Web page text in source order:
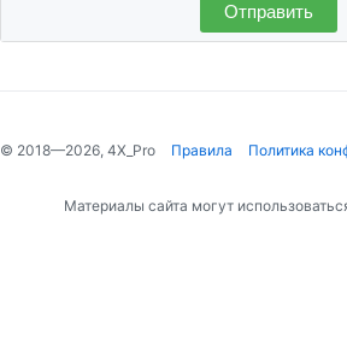
Отправить
© 2018—2026, 4X_Pro Правила Политика
Материалы сайта могут